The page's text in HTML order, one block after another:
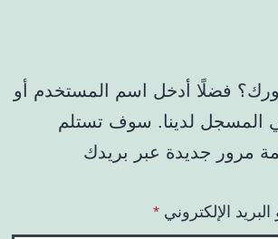
فضلًا أدخل اسم المستخدم أو
المسجل لدينا. سوف تستلم
مرور جديدة عبر بريدك
الإلكتروني *مطلوبة